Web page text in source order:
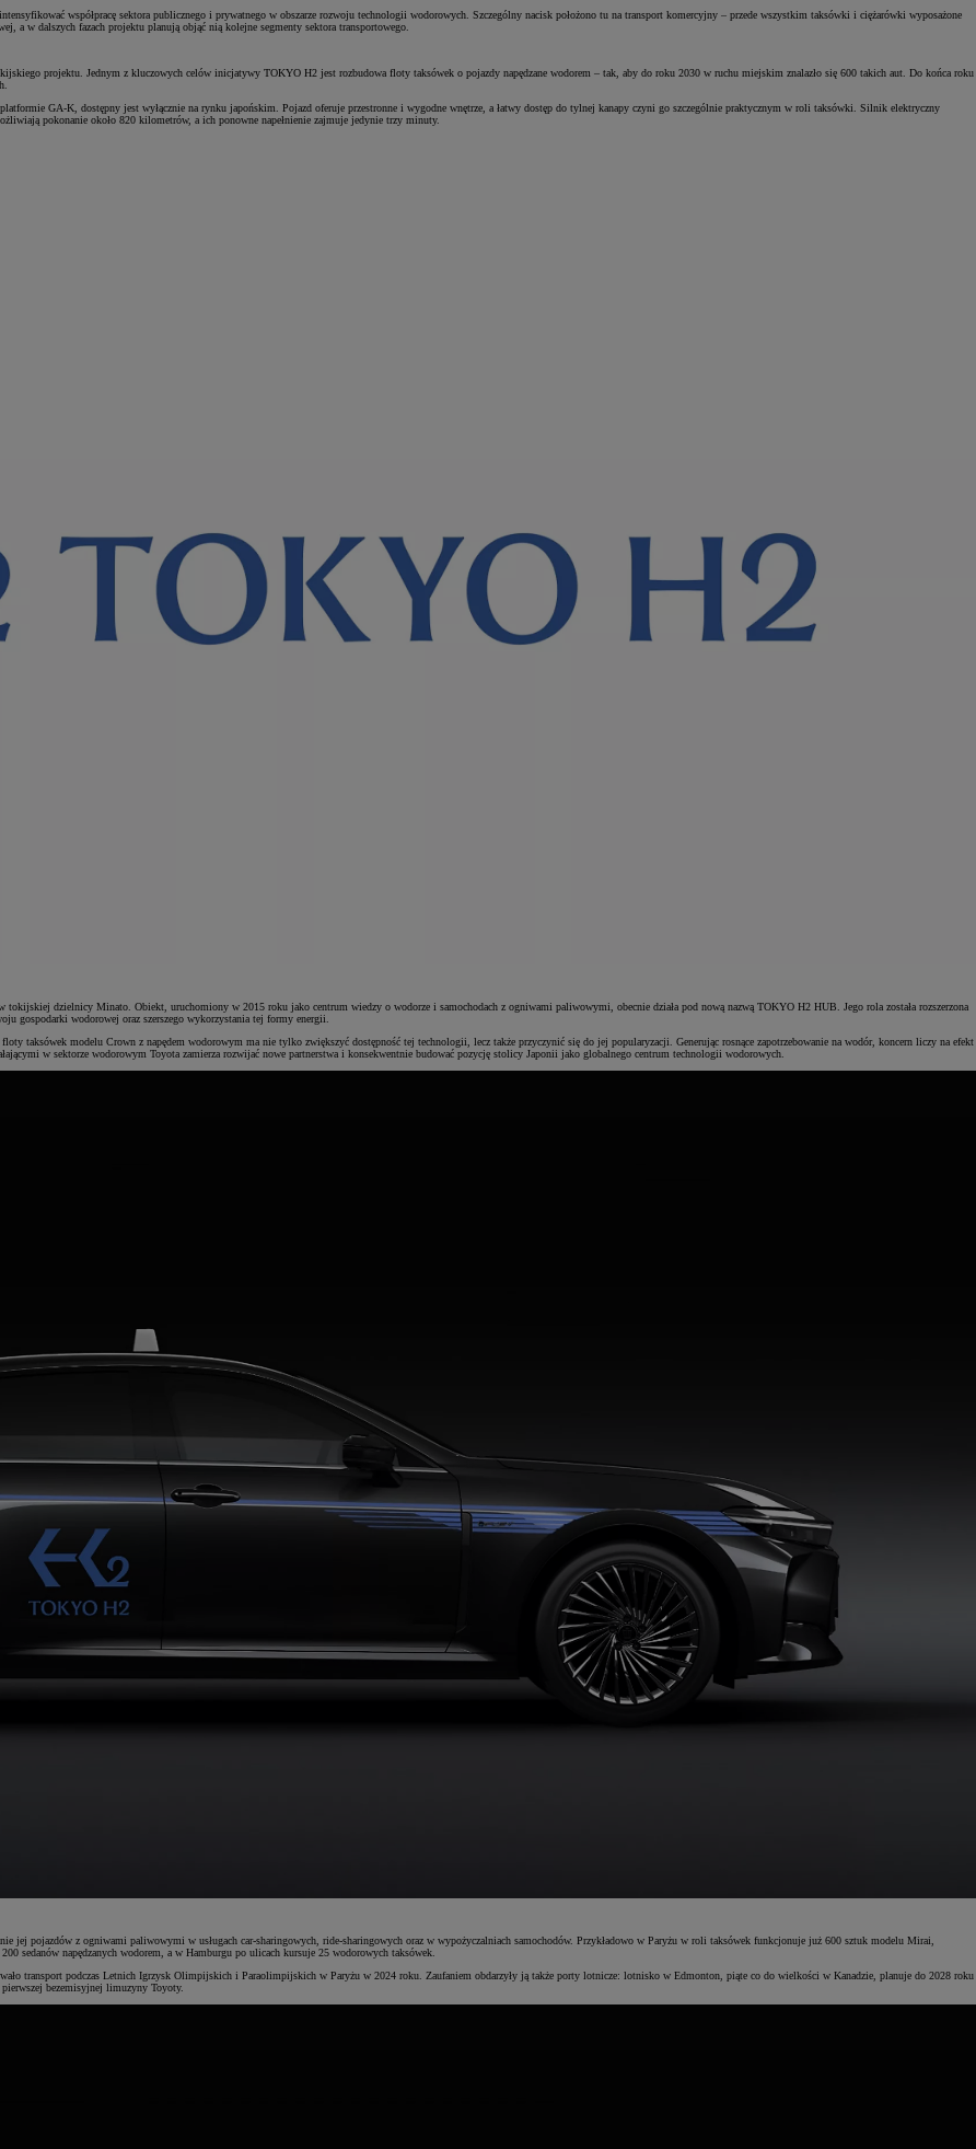
współpracę sektora publicznego i prywatnego w obszarze rozwoju technologii wodorowych. Szczególny nacisk położono tu na transport komercyjny – przede wszystkim taksówki i ciężarówki wyposażone
a w dalszych fazach projektu planują objąć nią kolejne segmenty sektora transportowego.
projektu. Jednym z kluczowych celów inicjatywy TOKYO H2 jest rozbudowa floty taksówek o pojazdy napędzane wodorem – tak, aby do roku 2030 w ruchu miejskim znalazło się 600 takich aut. Do końca roku
GA-K, dostępny jest wyłącznie na rynku japońskim. Pojazd oferuje przestronne i wygodne wnętrze, a łatwy dostęp do tylnej kanapy czyni go szczególnie praktycznym w roli taksówki. Silnik elektryczny
pokonanie około 820 kilometrów, a ich ponowne napełnienie zajmuje jedynie trzy minuty.
dzielnicy Minato. Obiekt, uruchomiony w 2015 roku jako centrum wiedzy o wodorze i samochodach z ogniwami paliwowymi, obecnie działa pod nową nazwą TOKYO H2 HUB. Jego rola została rozszerzona
gospodarki wodorowej oraz szerszego wykorzystania tej formy energii.
taksówek modelu Crown z napędem wodorowym ma nie tylko zwiększyć dostępność tej technologii, lecz także przyczynić się do jej popularyzacji. Generując rosnące zapotrzebowanie na wodór, koncern liczy na efekt
w sektorze wodorowym Toyota zamierza rozwijać nowe partnerstwa i konsekwentnie budować pozycję stolicy Japonii jako globalnego centrum technologii wodorowych.
pojazdów z ogniwami paliwowymi w usługach car-sharingowych, ride-sharingowych oraz w wypożyczalniach samochodów. Przykładowo w Paryżu w roli taksówek funkcjonuje już 600 sztuk modelu Mirai,
sedanów napędzanych wodorem, a w Hamburgu po ulicach kursuje 25 wodorowych taksówek.
transport podczas Letnich Igrzysk Olimpijskich i Paraolimpijskich w Paryżu w 2024 roku. Zaufaniem obdarzyły ją także porty lotnicze: lotnisko w Edmonton, piąte co do wielkości w Kanadzie, planuje do 2028 roku
bezemisyjnej limuzyny Toyoty.